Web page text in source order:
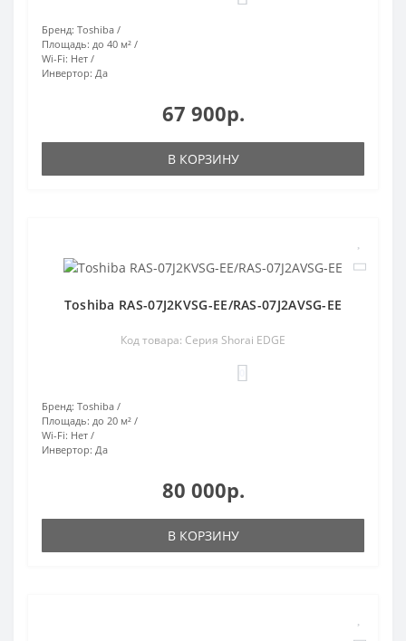
Бренд: Toshiba
Площадь: до 40 м²
Wi-Fi: Нет
Инвертор: Да
67 900р.
В КОРЗИНУ
Toshiba RAS-07J2KVSG-EE/RAS-07J2AVSG-EE
Код товара: Серия Shorai EDGE
Бренд: Toshiba
Площадь: до 20 м²
Wi-Fi: Нет
Инвертор: Да
80 000р.
В КОРЗИНУ